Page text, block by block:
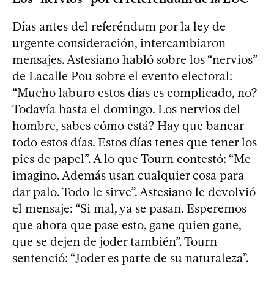
Días antes del referéndum por la ley de
urgente consideración, intercambiaron
mensajes. Astesiano habló sobre los “nervios”
de Lacalle Pou sobre el evento electoral:
“Mucho laburo estos días es complicado, no?
Todavía hasta el domingo. Los nervios del
hombre, sabes cómo está? Hay que bancar
todo estos días. Estos días tenes que tener los
pies de papel”. A lo que Tourn contestó: “Me
imagino. Además usan cualquier cosa para
dar palo. Todo le sirve”. Astesiano le devolvió
el mensaje: “Si mal, ya se pasan. Esperemos
que ahora que pase esto, gane quien gane,
que se dejen de joder también”. Tourn
sentenció: “Joder es parte de su naturaleza”.